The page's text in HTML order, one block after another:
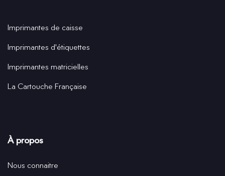
Imprimantes de caisse
Imprimantes d'étiquettes
Imprimantes matricielles
La Cartouche Française
À propos
Nous connaitre